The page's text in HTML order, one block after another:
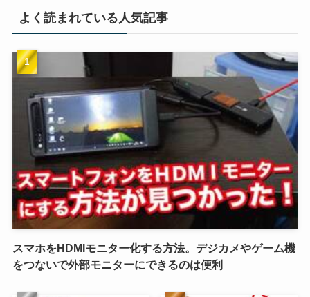
よく読まれている人気記事
スマホをHDMIモニター化する方法。デジカメやゲーム機
をつないで外部モニターにできるのは便利